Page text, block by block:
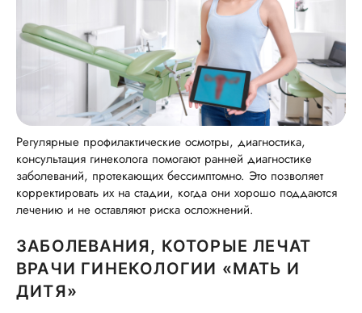
Регулярные профилактические осмотры, диагностика,
консультация гинеколога помогают ранней диагностике
заболеваний, протекающих бессимптомно. Это позволяет
корректировать их на стадии, когда они хорошо поддаются
лечению и не оставляют риска осложнений.
ЗАБОЛЕВАНИЯ, КОТОРЫЕ ЛЕЧАТ
ВРАЧИ ГИНЕКОЛОГИИ «МАТЬ И
ДИТЯ»